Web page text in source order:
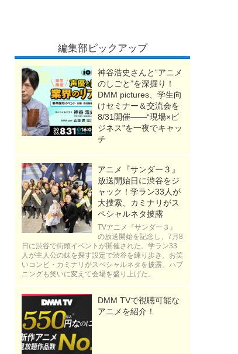
編集部ピックアップ
神谷浩史さんと“アニメ
のしごと”を深掘り！
DMM pictures、学生向
けセミナー＆交流会を
8/31開催――“現場×ビ
ジネス”を一夜でキャッ
チ
アニメ『サンダー３』
放送開始日に渋谷をジ
ャック！学ラン33人が
大捜索、カミナリがス
ペシャルネタ披露
TVアニメ『サンダー３』
の放送開始を記念し、7月8
日に渋谷で街頭イベントが開催された。学ラン33
人が主人公の妹を探す設定で渋谷を練り歩き、お笑
いコンビ・カミナリがスペシャルネタを披露。ハプ
ニングも笑いに変えて会場を盛り上げた。
DMM TVで視聴可能な
アニメを紹介！